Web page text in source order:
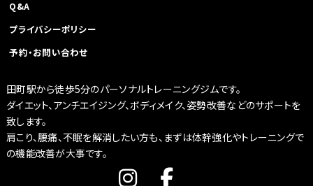
Q&A
プライバシーポリシー
予約・お問い合わせ
田町駅から徒歩5分のパーソナルトレーニングジムです。
ダイエット、アンチエイジング、ボディメイク、姿勢改善などのサポートを
致します。
肩こり、腰痛、不眠を解消したい方も、まずは体幹強化やトレーニングで
の機能改善が大事です。